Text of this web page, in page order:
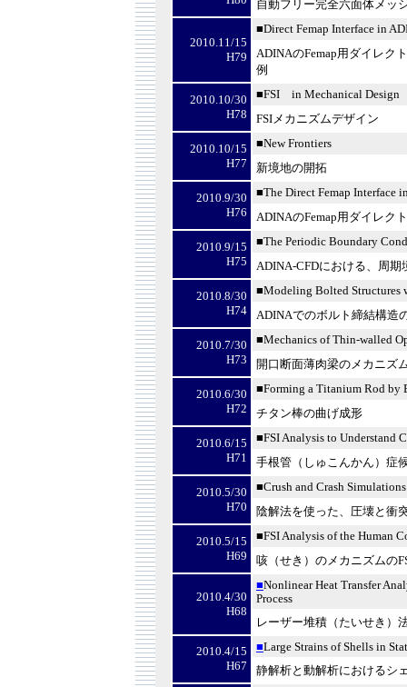
自動フリー完全六面体メッ
2010.11/15
H79
■Direct Femap Interface in
ADINAのFemap用ダイレク
例
2010.10/30
H78
■FSI in Mechanical Design
FSIメカニズムデザイン
2010.10/15
H77
■New Frontiers
新境地の開拓
2010.9/30
H76
■The Direct Femap Interface
ADINAのFemap用ダイレク
2010.9/15
H75
■The Periodic Boundary
ADINA-CFDにおける、周期
2010.8/30
H74
■Modeling Bolted Structures
ADINAでのボルト締結構造
2010.7/30
H73
■Mechanics of Thin-walled
開口断面薄肉梁のメカニズ
2010.6/30
H72
■Forming a Titanium Rod by
チタン棒の曲げ成形
2010.6/15
H71
■FSI Analysis to Understand
手根管（しゅこんかん）症
2010.5/30
H70
■Crush and Crash
陰解法を使った、圧壊と衝
2010.5/15
H69
■FSI Analysis of the Human
咳（せき）のメカニズムの
2010.4/30
H68
■Nonlinear Heat Transfer
Process
レーザー堆積（たいせき）
2010.4/15
H67
■Large Strains of Shells in
静解析と動解析におけるシ